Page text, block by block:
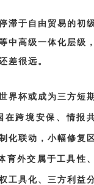
滞于自由贸易的初
中高级一体化层级
差很远。
界杯或成为三方短
在跨境安保、情报
化联动，小幅修复
育外交属于工具性
工具化、三方利益